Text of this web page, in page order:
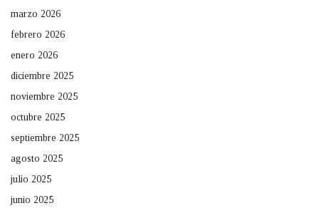
marzo 2026
febrero 2026
enero 2026
diciembre 2025
noviembre 2025
octubre 2025
septiembre 2025
agosto 2025
julio 2025
junio 2025